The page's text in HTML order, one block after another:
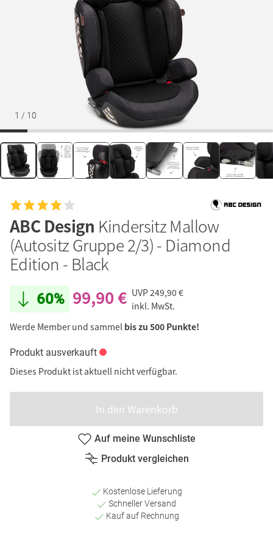
1 / 10
ABC Design Kindersitz Mallow
(Autositz Gruppe 2/3) - Diamond
Edition - Black
60% 99,90 € UVP249,90 €
inkl. MwSt.
Werde Member und sammel bis zu 500 Punkte!
Produkt ausverkauft
Dieses Produkt ist aktuell nicht verfügbar.
In den Warenkorb
Auf meine Wunschliste
Produkt vergleichen
Kostenlose Lieferung
Schneller Versand
Kauf auf Rechnung